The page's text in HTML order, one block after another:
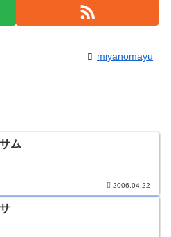
miyanomayu
ム
2006.04.22